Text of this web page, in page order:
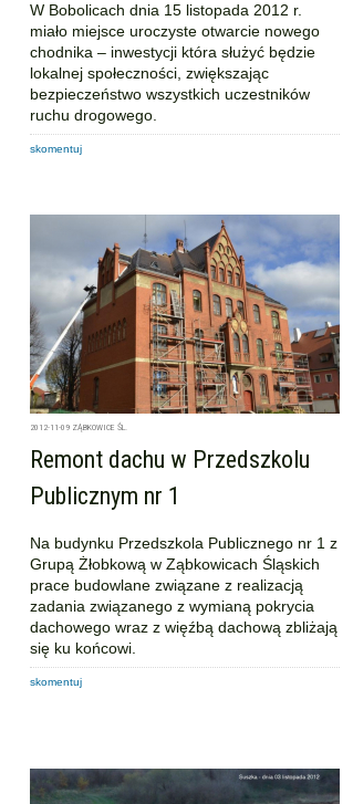
W Bobolicach dnia 15 listopada 2012 r.
miało miejsce uroczyste otwarcie nowego
chodnika – inwestycji która służyć będzie
lokalnej społeczności, zwiększając
bezpieczeństwo wszystkich uczestników
ruchu drogowego.
skomentuj
2012-11-09 ZĄBKOWICE ŚL.
Remont dachu w Przedszkolu
Publicznym nr 1
Na budynku Przedszkola Publicznego nr 1 z
Grupą Żłobkową w Ząbkowicach Śląskich
prace budowlane związane z realizacją
zadania związanego z wymianą pokrycia
dachowego wraz z więźbą dachową zbliżają
się ku końcowi.
skomentuj